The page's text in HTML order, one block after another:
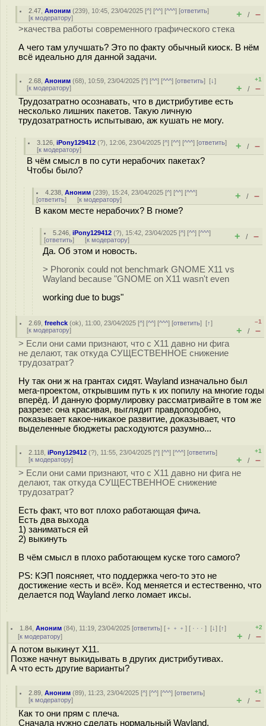
2.47 ,Аноним (239), 10:45, 23/04/2025 [^] [^^] [^^^] [ответить]
[к модератору] + / –
>качества работы современного графического стека
А чего там улучшать? Это по факту обычный киоск. В нём
всё идеально для данной задачи.
2.68 ,Аноним (68), 10:59, 23/04/2025 [^] [^^] [^^^] [ответить][↓]
[к модератору]
+1
+ / –
Трудозатратно осознавать, что в дистрибутиве есть
несколько лишних пакетов. Такую личную
трудозатратность испытываю, аж кушать не могу.
3.126 ,iPony129412 (?), 12:06, 23/04/2025 [^] [^^] [^^^] [ответить]
[к модератору] + / –
В чём смысл в по сути нерабочих пакетах?
Чтобы было?
4.238 ,Аноним (239), 15:24, 23/04/2025 [^] [^^] [^^^]
[ответить] [к модератору] + / –
В каком месте нерабочих? В гноме?
5.246 ,iPony129412 (?), 15:42, 23/04/2025 [^] [^^] [^^^]
[ответить] [к модератору] + / –
Да. Об этом и новость.
> Phoronix could not benchmark GNOME X11 vs
Wayland because "GNOME on X11 wasn't even
working due to bugs"
2.69 ,freehck (ok), 11:00, 23/04/2025 [^] [^^] [^^^] [ответить][↑]
[к модератору]
–1
+ / –
> Если они сами признают, что с X11 давно ни фига
не делают, так откуда СУЩЕСТВЕННОЕ снижение
трудозатрат?
Ну так они ж на грантах сидят. Wayland изначально был
мега-проектом, открывшим путь к их попилу на многие годы
вперёд. И данную формулировку рассматривайте в том же
разрезе: она красивая, выглядит правдоподобно,
показывает какое-никакое развитие, доказывает, что
выделенные бюджеты расходуются разумно...
2.118 ,iPony129412 (?), 11:55, 23/04/2025 [^] [^^] [^^^] [ответить]
[к модератору]
+1
+ / –
> Если они сами признают, что с X11 давно ни фига не
делают, так откуда СУЩЕСТВЕННОЕ снижение
трудозатрат?
Есть факт, что вот плохо работающая фича.
Есть два выхода
1) заниматься ей
2) выкинуть
В чём смысл в плохо работающем куске того самого?
PS: КЭП поясняет, что поддержка чего-то это не
достижение «есть и всё». Код меняется и естественно, что
делается под Wayland легко ломает иксы.
1.84 ,Аноним (84), 11:19, 23/04/2025 [ответить] [ ﹢﹢﹢] [ · · ·][↓] [↑]
[к модератору]
+2
+ / –
А потом выкинут X11.
Позже начнут выкидывать в других дистрибутивах.
А что есть другие варианты?
2.89 ,Аноним (89), 11:23, 23/04/2025 [^] [^^] [^^^] [ответить]
[к модератору]
+1
+ / –
Как то они прям с плеча.
Сначала нужно сделать нормальный Wayland,